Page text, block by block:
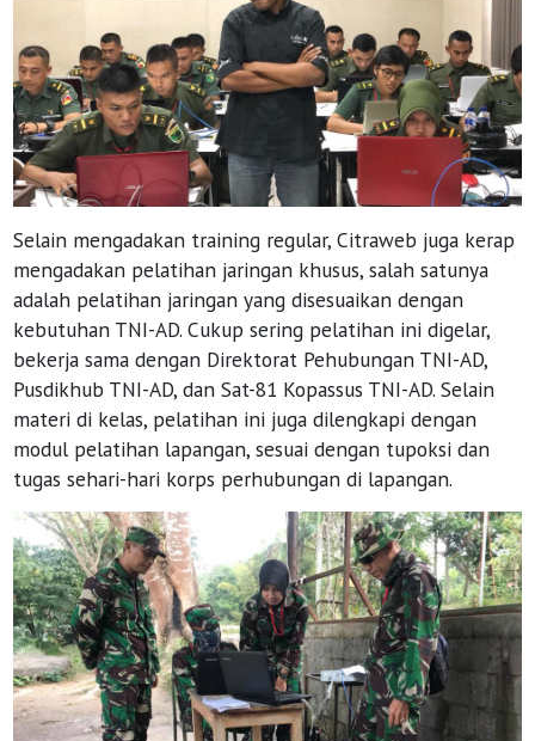
Selain mengadakan training regular, Citraweb juga kerap
mengadakan pelatihan jaringan khusus, salah satunya
adalah pelatihan jaringan yang disesuaikan dengan
kebutuhan TNI-AD. Cukup sering pelatihan ini digelar,
bekerja sama dengan Direktorat Pehubungan TNI-AD,
Pusdikhub TNI-AD, dan Sat-81 Kopassus TNI-AD. Selain
materi di kelas, pelatihan ini juga dilengkapi dengan
modul pelatihan lapangan, sesuai dengan tupoksi dan
tugas sehari-hari korps perhubungan di lapangan.